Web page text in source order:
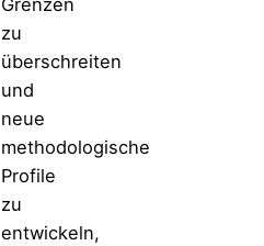
Grenzen
zu
überschreiten
und
neue
methodologische
Profile
zu
entwickeln,